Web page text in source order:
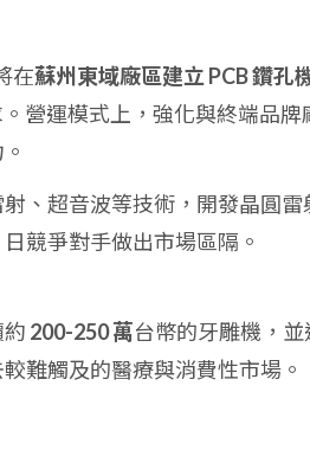
在蘇州東域廠區建立 PCB 鑽孔
營運模式上，強化與終端品牌
、超音波等技術，開發晶圓雷
競爭對手做出市場區隔。
200-250 萬台幣的牙雕機，並
難觸及的醫療與消費性市場。